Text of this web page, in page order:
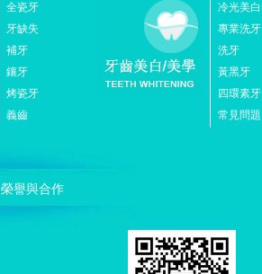
全瓷牙
牙缺失
補牙
鑲牙
烤瓷牙
義齒
冷光美白
專業洗牙
洗牙
黃黑牙
四環素牙
常見問題
榮譽與合作